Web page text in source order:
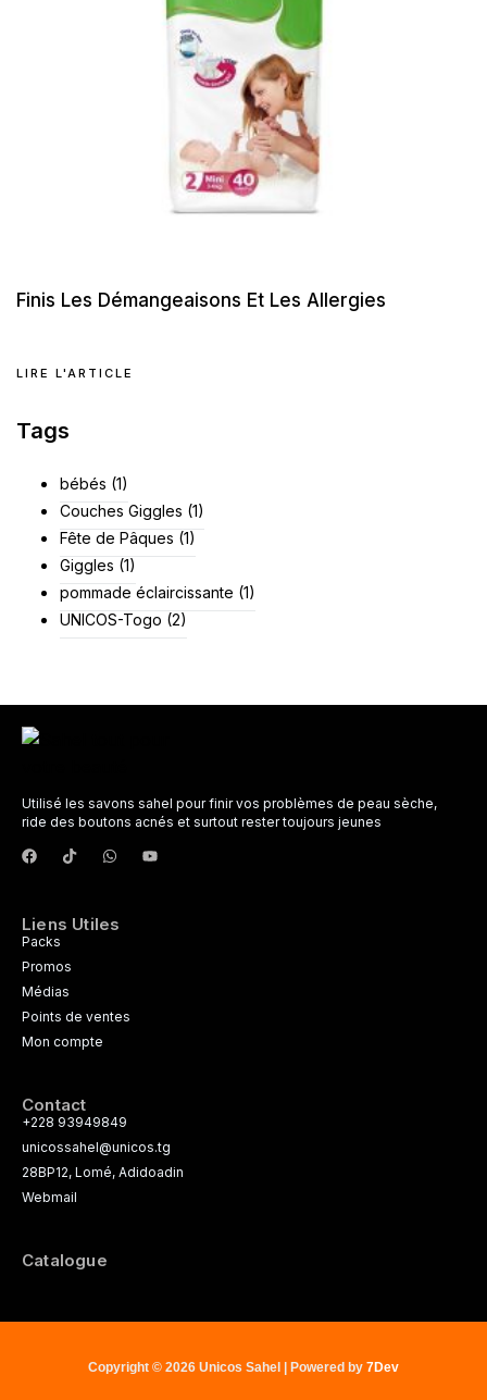
Finis Les Démangeaisons Et Les Allergies
LIRE L'ARTICLE
Tags
bébés (1)
Couches Giggles (1)
Fête de Pâques (1)
Giggles (1)
pommade éclaircissante (1)
UNICOS-Togo (2)
Utilisé les savons sahel pour finir vos problèmes de peau sèche,
ride des boutons acnés et surtout rester toujours jeunes
Liens Utiles
Packs
Promos
Médias
Points de ventes
Mon compte
Contact
+228 93949849
unicossahel@unicos.tg
28BP12, Lomé, Adidoadin
Webmail
Catalogue
Copyright © 2026 Unicos Sahel | Powered by 7Dev